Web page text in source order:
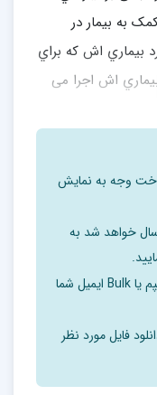
به بیمار در
بیماري اش که براي
اش اجرا می
مدیریت و
بیمار در کشور
خود مراقبتی استراوس
مانند مصرف
مدیریت نقش ها و
مانند اعمال
وجه به نمایش
خواهد شد به
ممکن است ایمیل ارسالی به پوشه اسپم یا Bulk ایمیل شما
فایل مورد نظر